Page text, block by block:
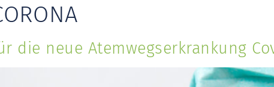
die neue Atemwegserkrankung